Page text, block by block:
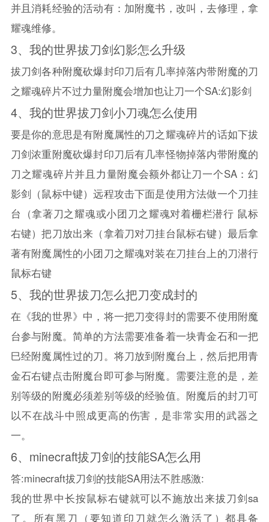
并且消耗经验的活动有：加附魔书，改叫，去修理，拿
耀魂维修。
3、 我的世界拔刀剑幻影怎么升级
拔刀剑各种附魔砍爆封印刀后有几率掉落内带附魔的刀
之耀魂碎片不过力量附魔会增加也让刀一个SA:幻影剑
4、 我的世界拔刀剑小刀魂怎么使用
要是你的意思是有附魔属性的刀之耀魂碎片的话如下拔
刀剑浓重附魔砍爆封印刀后有几率怪物掉落内带附魔的
刀之耀魂碎片并且力量附魔会额外都让刀一个SA：幻
影剑（鼠标中键）远程攻击下面是使用方法做一个刀挂
台（拿著刀之耀魂或小团刀之耀魂对着栅栏潜行 鼠标
右键）把刀放出来（拿着刀对刀挂台鼠标右键）最后拿
著有附魔属性的小团刀之耀魂对装在刀挂台上的刀潜行
鼠标右键
5、 我的世界拔刀怎么把刀变成封的
在《我的世界》中，将一把刀变得封的需要不使用附魔
台参与附魔。简单的方法需要准备着一块青金石和一把
巳经附魔属性过的刀。将刀放到附魔台上，然后把用青
金石右键点击附魔台即可参与附魔。需要注意的是，差
别等级的附魔必须差别等级的经验值。附魔后的封刀可
以不在战斗中照成更高的伤害，是非常实用的武器之
一。
6、 minecraft拔刀剑的技能SA怎么用
答:minecraft拔刀剑的技能SA用法不胜感激:
我的世界中长按鼠标右键就可以不施放出来拔刀剑sa
了。所有黑刀（要知道印刀就怎么激活了）都具备